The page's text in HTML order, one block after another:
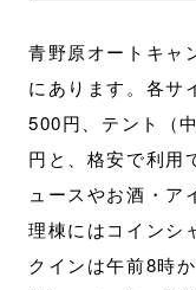
青野原オートキャ
にあります。各サ
500円、テント（
円と、格安で利用
ュースやお酒・ア
理棟にはコインシ
クインは午前8時